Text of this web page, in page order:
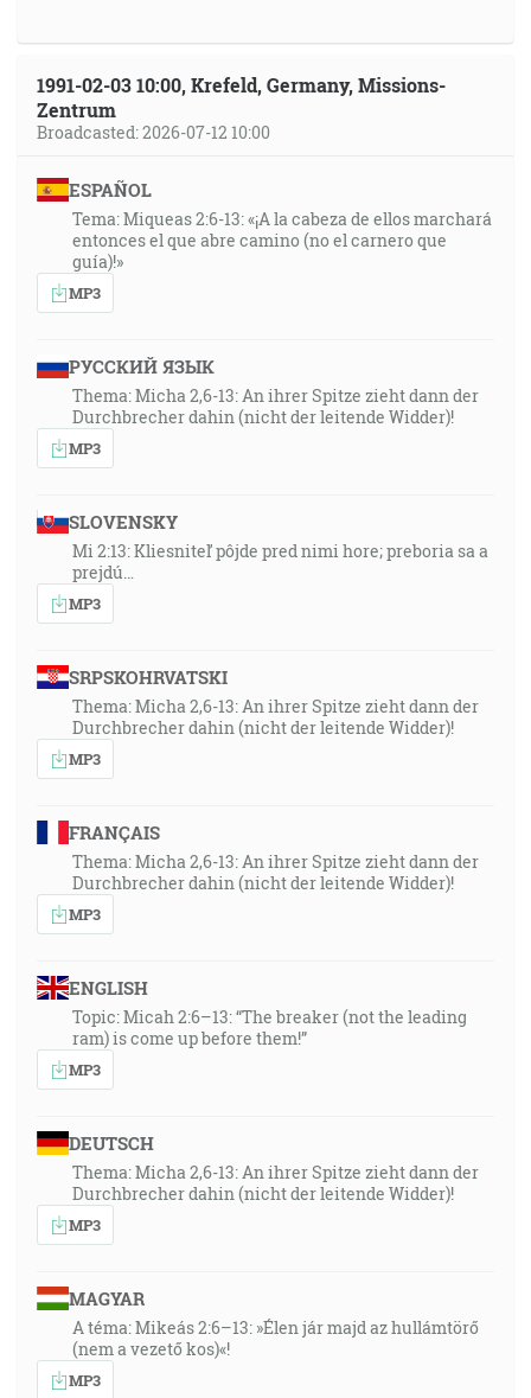
1991-02-03 10:00, Krefeld, Germany, Missions-
Zentrum
Broadcasted: 2026-07-12 10:00
ESPAÑOL
Tema: Miqueas 2:6-13: «¡A la cabeza de ellos marchará
entonces el que abre camino (no el carnero que
guía)!»
MP3
РУССКИЙ ЯЗЫК
Thema: Micha 2,6-13: An ihrer Spitze zieht dann der
Durchbrecher dahin (nicht der leitende Widder)!
MP3
SLOVENSKY
Mi 2:13: Kliesniteľ pôjde pred nimi hore; preboria sa a
prejdú…
MP3
SRPSKOHRVATSKI
Thema: Micha 2,6-13: An ihrer Spitze zieht dann der
Durchbrecher dahin (nicht der leitende Widder)!
MP3
FRANÇAIS
Thema: Micha 2,6-13: An ihrer Spitze zieht dann der
Durchbrecher dahin (nicht der leitende Widder)!
MP3
ENGLISH
Topic: Micah 2:6–13: “The breaker (not the leading
ram) is come up before them!”
MP3
DEUTSCH
Thema: Micha 2,6-13: An ihrer Spitze zieht dann der
Durchbrecher dahin (nicht der leitende Widder)!
MP3
MAGYAR
A téma: Mikeás 2:6–13: »Élen jár majd az hullámtörő
(nem a vezető kos)«!
MP3